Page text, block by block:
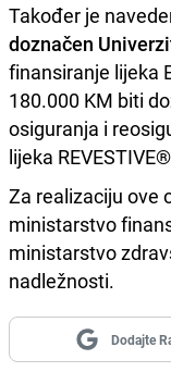
Također je
doznačen
finansiranje lijeka
180.000 KM biti
osiguranja i
lijeka
Za realizaciju ove
ministarstvo
ministarstvo
nadležnosti.
Dodajte